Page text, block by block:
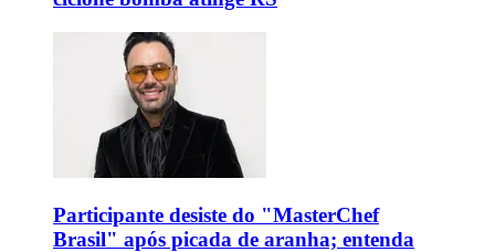
Participante desiste do "MasterChef
Brasil" após picada de aranha; entenda